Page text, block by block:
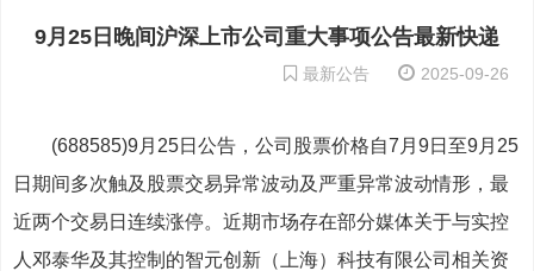
9月25日晚间沪深上市公司重大事项公告最新快递
最新公告 2025-09-26
(688585)9月25日公告，公司股票价格自7月9日至9月25
日期间多次触及股票交易异常波动及严重异常波动情形，最
近两个交易日连续涨停。近期市场存在部分媒体关于与实控
人邓泰华及其控制的智元创新（上海）科技有限公司相关资